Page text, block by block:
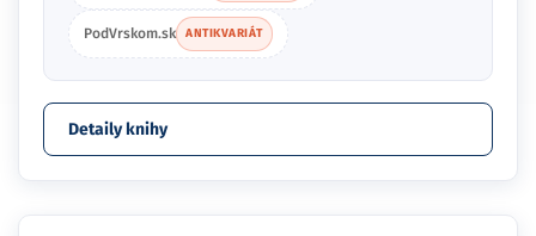
PodVrskom.sk ANTIKVARIÁT
Detaily knihy